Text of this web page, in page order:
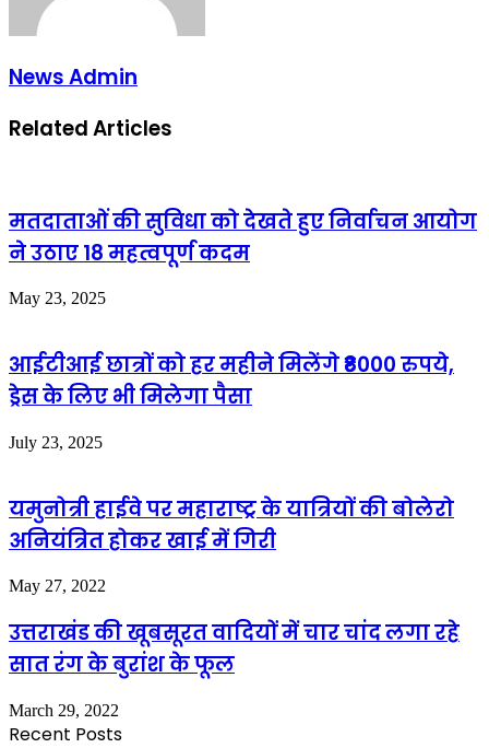
News Admin
Related Articles
मतदाताओं की सुविधा को देखते हुए निर्वाचन आयोग
ने उठाए 18 महत्वपूर्ण कदम
May 23, 2025
आईटीआई छात्रों को हर महीने मिलेंगे ₹8000 रुपये,
ड्रेस के लिए भी मिलेगा पैसा
July 23, 2025
यमुनोत्री हाईवे पर महाराष्ट्र के यात्रियों की बोलेरो
अनियंत्रित होकर खाई में गिरी
May 27, 2022
उत्तराखंड की खूबसूरत वादियों में चार चांद लगा रहे
सात रंग के बुरांश के फूल
March 29, 2022
Recent Posts